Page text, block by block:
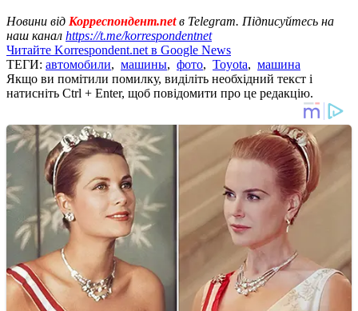
Новини від Корреспондент.netв Telegram. Підписуйтесь на
наш канал https://t.me/korrespondentnet
Читайте Korrespondent.net в Google News
ТЕГИ: автомобили, машины, фото, Toyota, машина
Якщо ви помітили помилку, виділіть необхідний текст і
натисніть Ctrl + Enter, щоб повідомити про це редакцію.